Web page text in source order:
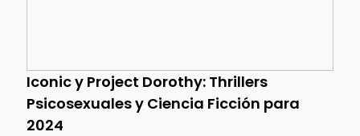
Iconic y Project Dorothy: Thrillers
Psicosexuales y Ciencia Ficción para
2024